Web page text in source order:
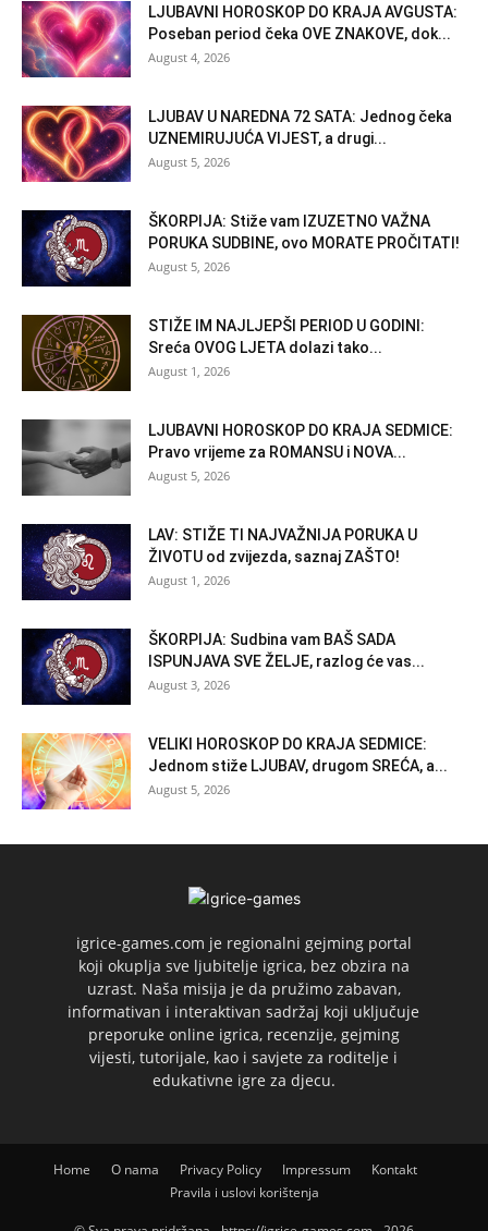
LJUBAVNI HOROSKOP DO KRAJA AVGUSTA:
Poseban period čeka OVE ZNAKOVE, dok...
August 4, 2026
LJUBAV U NAREDNA 72 SATA: Jednog čeka
UZNEMIRUJUĆA VIJEST, a drugi...
August 5, 2026
ŠKORPIJA: Stiže vam IZUZETNO VAŽNA
PORUKA SUDBINE, ovo MORATE PROČITATI!
August 5, 2026
STIŽE IM NAJLJEPŠI PERIOD U GODINI:
Sreća OVOG LJETA dolazi tako...
August 1, 2026
LJUBAVNI HOROSKOP DO KRAJA SEDMICE:
Pravo vrijeme za ROMANSU i NOVA...
August 5, 2026
LAV: STIŽE TI NAJVAŽNIJA PORUKA U
ŽIVOTU od zvijezda, saznaj ZAŠTO!
August 1, 2026
ŠKORPIJA: Sudbina vam BAŠ SADA
ISPUNJAVA SVE ŽELJE, razlog će vas...
August 3, 2026
VELIKI HOROSKOP DO KRAJA SEDMICE:
Jednom stiže LJUBAV, drugom SREĆA, a...
August 5, 2026
igrice-games.com je regionalni gejming portal
koji okuplja sve ljubitelje igrica, bez obzira na
uzrast. Naša misija je da pružimo zabavan,
informativan i interaktivan sadržaj koji uključuje
preporuke online igrica, recenzije, gejming
vijesti, tutorijale, kao i savjete za roditelje i
edukativne igre za djecu.
Home O nama Privacy Policy Impressum
Kontakt
Pravila i uslovi korištenja